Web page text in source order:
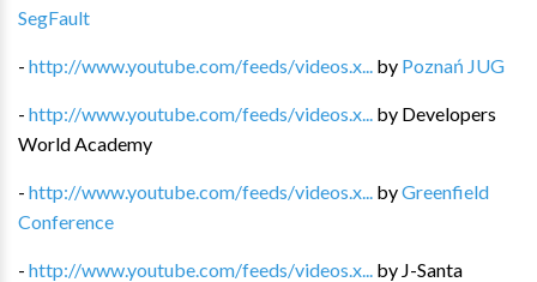
SegFault
- http://www.youtube.com/feeds/videos.x... by Poznań JUG
- http://www.youtube.com/feeds/videos.x... by Developers
World Academy
- http://www.youtube.com/feeds/videos.x... byGreenfield
Conference
- http://www.youtube.com/feeds/videos.x... by J-Santa